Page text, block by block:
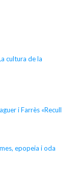
cultura de la
i Farrès «Recull
epopeia i oda